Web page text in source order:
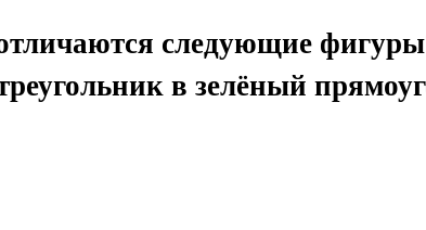
следующие
в зелёный